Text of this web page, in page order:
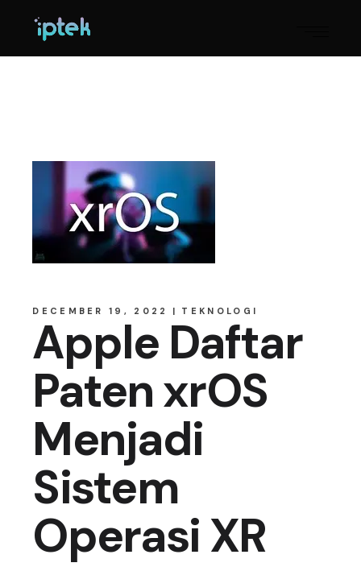
DECEMBER 19, 2022 TEKNOLOGI
Apple Daftar
Paten xrOS
Menjadi
Sistem
Operasi XR